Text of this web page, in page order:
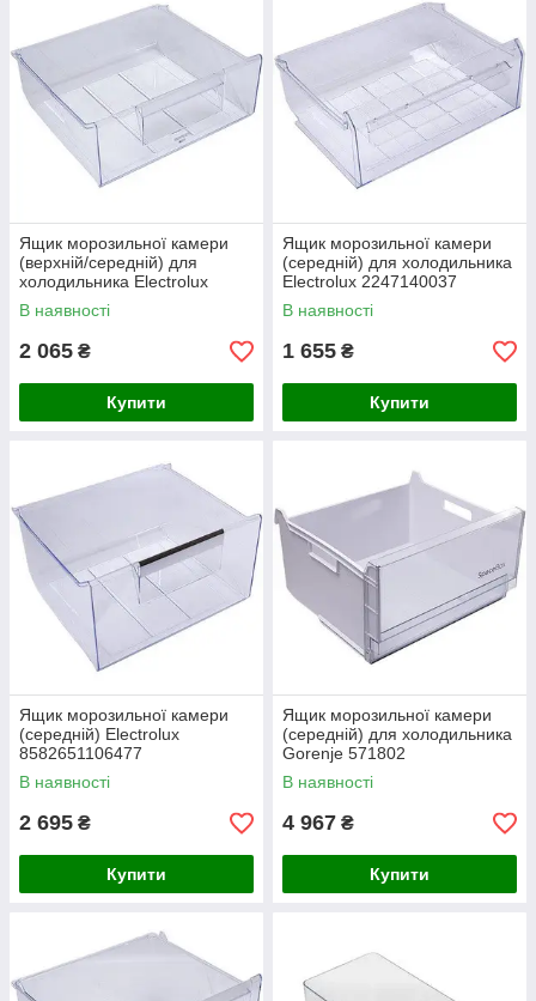
Ящик морозильної камери
(верхній/середній) для
холодильника Electrolux
2647017017 405x360x160mm
В наявності
2 065 ₴
Купити
Ящик морозильної камери
(середній) для холодильника
Electrolux 2247140037
В наявності
1 655 ₴
Купити
Ящик морозильної камери
(середній) Electrolux
8582651106477
395x355x230mm
В наявності
2 695 ₴
Купити
Ящик морозильної камери
(середній) для холодильника
Gorenje 571802
410x385x235mm
В наявності
4 967 ₴
Купити